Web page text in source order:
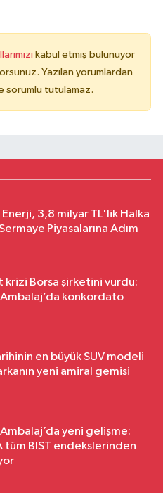
kabul etmiş bulunuyor
Yazılan yorumlardan
sorumlu tutulamaz.
Enerji, 3,8 milyar TL'lik Halka
Piyasalarına Adım
krizi Borsa şirketini vurdu:
konkordato
en büyük SUV modeli
yeni amiral gemisi
yeni gelişme:
tüm BIST endekslerinden